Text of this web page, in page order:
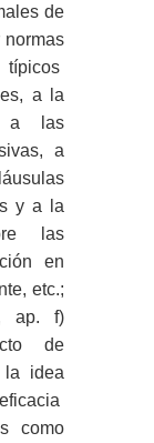
de
típicos
a la
a las
a
y a la
las
en
etc.;
ap. f)
de
la idea
como